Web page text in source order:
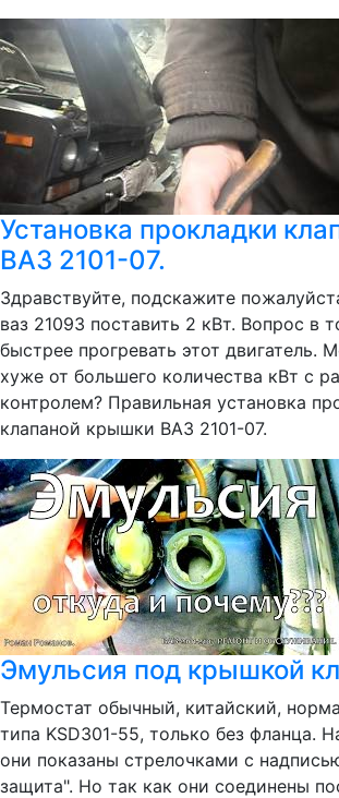
Установка прокладки
ВАЗ 2101-07.
Здравствуйте, подскажите
ваз 21093 поставить 2 кВт. Вопрос в
быстрее прогревать этот двигатель.
хуже от большего количества кВт с
контролем? Правильная установка
клапаной крышки ВАЗ 2101-07.
Эмульсия под крышкой
Термостат обычный, китайский,
типа KSD301-55, только без фланца.
они показаны стрелочками с
защита". Но так как они соединены